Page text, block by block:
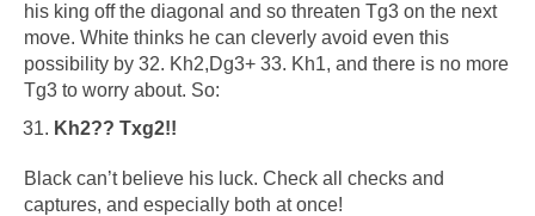
his king off the diagonal and so threaten Tg3 on the next
move. White thinks he can cleverly avoid even this
possibility by 32. Kh2,Dg3+ 33. Kh1, and there is no more
Tg3 to worry about. So:
Kh2?? Txg2!!
Black can’t believe his luck. Check all checks and
captures, and especially both at once!